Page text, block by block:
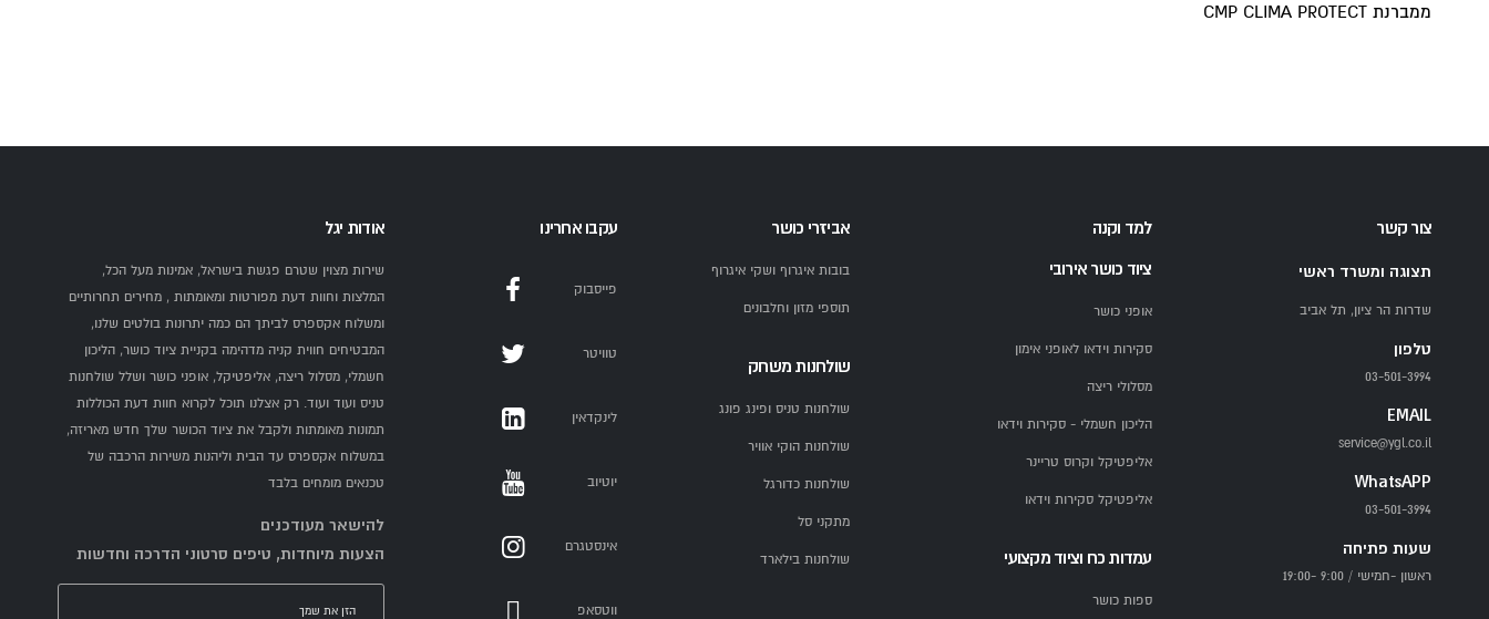
gallery
ממברנת CMP CLIMA PROTECT
צור קשר
תצוגה ומשרד ראשי
שדרות הר ציון, תל אביב
טלפון
03-501-3994
EMAIL
service@ygl.co.il
WhatsAPP
03-501-3994
שעות פתיחה
ראשון -חמישי / 9:00 -19:00
למד וקנה
ציוד כושר אירובי
אופני כושר
סקירות וידאו לאופני אימון
מסלולי ריצה
הליכון חשמלי - סקירות וידאו
אליפטיקל וקרוס טריינר
אליפטיקל סקירות וידאו
עמדות כח וציוד מקצועי
ספות כושר
אביזרי כושר
בובות איגרוף ושקי איגרוף
תוספי מזון וחלבונים
שולחנות משחק
שולחנות טניס ופינג פונג
שולחנות הוקי אוויר
שולחנות כדורגל
מתקני סל
שולחנות בילארד
עקבו אחרינו
פייסבוק
טוויטר
לינקדאין
יוטיוב
אינסטגרם
ווטסאפ
אודות יגל
שירות מצוין שטרם פגשת בישראל, אמינות מעל הכל,
המלצות וחוות דעת מפורטות ומאומתות , מחירים תחרותיים
ומשלוח אקספרס לביתך הם כמה יתרונות בולטים שלנו,
המבטיחים חווית קניה מדהימה בקניית ציוד כושר, הליכון
חשמלי, מסלול ריצה, אליפטיקל, אופני כושר ושלל שולחנות
טניס ועוד ועוד. רק אצלנו תוכל לקרוא חוות דעת הכוללות
תמונות מאומתות ולקבל את ציוד הכושר שלך חדש מאריזה,
במשלוח אקספרס עד הבית וליהנות משירות הרכבה של
טכנאים מומחים בלבד
להישאר מעודכנים
הצעות מיוחדות, טיפים סרטוני הדרכה וחדשות